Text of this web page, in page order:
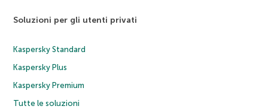
Soluzioni per gli utenti privati
Kaspersky Standard
Kaspersky Plus
Kaspersky Premium
Tutte le soluzioni